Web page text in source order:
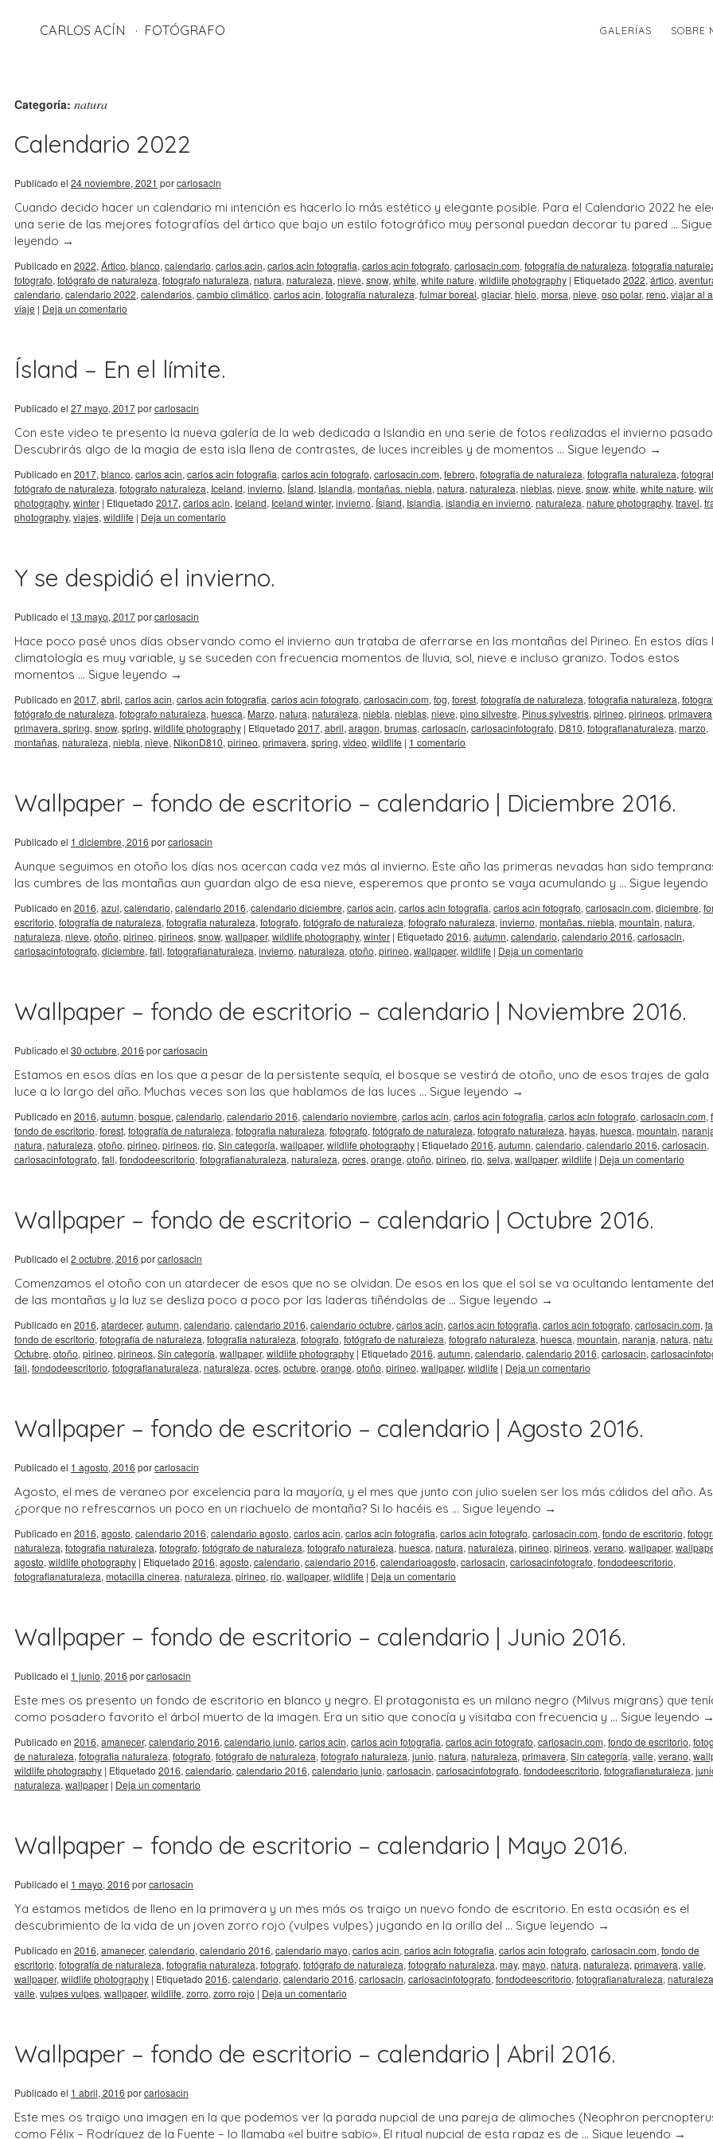
CARLOS ACÍN FOTÓGRAFO GALERÍAS SOBRE
Categoría: natura
Calendario 2022
Publicado el 24 noviembre, 2021 porcarlosacin
Cuando decido hacer un calendario mi intención es hacerlo lo más estético y elegante posible. Para el Calendario 2022 he
una serie de las mejores fotografías del ártico que bajo un estilo fotográfico muy personal puedan decorar tu pared … Sigue
leyendo →
Publicado en 2022, Ártico, blanco, calendario, carlos acin, carlos acin fotografia, carlos acin fotografo, carlosacin.com, fotografía de naturaleza, fotografia
fotografo, fotógrafo de naturaleza, fotografo naturaleza, natura, naturaleza, nieve, snow, white, white nature, wildlife photography | Etiquetado 2022, ártico,
calendario, calendario 2022, calendarios, cambio climático, carlos acin, fotografía naturaleza, fulmar boreal, glaciar, hielo, morsa, nieve, oso polar, reno, viajar al
viaje | Deja un comentario
Ísland – En el límite.
Publicado el 27 mayo, 2017porcarlosacin
Con este video te presento la nueva galería de la web dedicada a Islandia en una serie de fotos realizadas el invierno
Descubrirás algo de la magia de esta isla llena de contrastes, de luces increibles y de momentos … Sigue leyendo →
Publicado en 2017, blanco, carlos acin, carlos acin fotografia, carlos acin fotografo, carlosacin.com, febrero, fotografía de naturaleza, fotografia naturaleza,
fotógrafo de naturaleza, fotografo naturaleza, Iceland, invierno, Ísland, Islandia, montañas. niebla, natura, naturaleza, nieblas, nieve, snow, white, white nature,
photography, winter | Etiquetado 2017, carlos acin, Iceland, Iceland winter, invierno, Ísland, Islandia, islandia en invierno, naturaleza, nature photography, travel,
photography, viajes, wildlife | Deja un comentario
Y se despidió el invierno.
Publicado el 13 mayo, 2017porcarlosacin
Hace poco pasé unos días observando como el invierno aun trataba de aferrarse en las montañas del Pirineo. En estos días
climatología es muy variable, y se suceden con frecuencia momentos de lluvia, sol, nieve e incluso granizo. Todos estos
momentos … Sigue leyendo →
Publicado en 2017, abril, carlos acin, carlos acin fotografia, carlos acin fotografo, carlosacin.com, fog, forest, fotografía de naturaleza, fotografia naturaleza,
fotógrafo de naturaleza, fotografo naturaleza, huesca, Marzo, natura, naturaleza, niebla, nieblas, nieve, pino silvestre, Pinus sylvestris, pirineo, pirineos, primavera
primavera. spring, snow, spring, wildlife photography | Etiquetado 2017, abril, aragon, brumas, carlosacin, carlosacinfotografo, D810, fotografianaturaleza, marzo,
montañas, naturaleza, niebla, nieve, NikonD810, pirineo, primavera, spring, video, wildlife | 1 comentario
Wallpaper – fondo de escritorio – calendario | Diciembre 2016.
Publicado el 1 diciembre, 2016 porcarlosacin
Aunque seguimos en otoño los días nos acercan cada vez más al invierno. Este año las primeras nevadas han sido
las cumbres de las montañas aun guardan algo de esa nieve, esperemos que pronto se vaya acumulando y … Sigue leyendo
Publicado en 2016, azul, calendario, calendario 2016, calendario diciembre, carlos acin, carlos acin fotografia, carlos acin fotografo, carlosacin.com, diciembre,
escritorio, fotografía de naturaleza, fotografia naturaleza, fotografo, fotógrafo de naturaleza, fotografo naturaleza, invierno, montañas. niebla, mountain, natura,
naturaleza, nieve, otoño, pirineo, pirineos, snow, wallpaper, wildlife photography, winter | Etiquetado 2016, autumn, calendario, calendario 2016, carlosacin,
carlosacinfotografo, diciembre, fall, fotografianaturaleza, invierno, naturaleza, otoño, pirineo, wallpaper, wildlife | Deja un comentario
Wallpaper – fondo de escritorio – calendario | Noviembre 2016.
Publicado el 30 octubre, 2016 porcarlosacin
Estamos en esos días en los que a pesar de la persistente sequía, el bosque se vestirá de otoño, uno de esos trajes de gala
luce a lo largo del año. Muchas veces son las que hablamos de las luces … Sigue leyendo →
Publicado en 2016, autumn, bosque, calendario, calendario 2016, calendario noviembre, carlos acin, carlos acin fotografia, carlos acin fotografo, carlosacin.com,
fondo de escritorio, forest, fotografía de naturaleza, fotografia naturaleza, fotografo, fotógrafo de naturaleza, fotografo naturaleza, hayas, huesca, mountain,
natura, naturaleza, otoño, pirineo, pirineos, rio, Sin categoría, wallpaper, wildlife photography | Etiquetado 2016, autumn, calendario, calendario 2016, carlosacin,
carlosacinfotografo, fall, fondodeescritorio, fotografianaturaleza, naturaleza, ocres, orange, otoño, pirineo, rio, selva, wallpaper, wildlife | Deja un comentario
Wallpaper – fondo de escritorio – calendario | Octubre 2016.
Publicado el 2 octubre, 2016 porcarlosacin
Comenzamos el otoño con un atardecer de esos que no se olvidan. De esos en los que el sol se va ocultando lentamente
de las montañas y la luz se desliza poco a poco por las laderas tiñéndolas de … Sigue leyendo →
Publicado en 2016, atardecer, autumn, calendario, calendario 2016, calendario octubre, carlos acin, carlos acin fotografia, carlos acin fotografo, carlosacin.com,
fondo de escritorio, fotografía de naturaleza, fotografia naturaleza, fotografo, fotógrafo de naturaleza, fotografo naturaleza, huesca, mountain, naranja, natura,
Octubre, otoño, pirineo, pirineos, Sin categoría, wallpaper, wildlife photography | Etiquetado 2016, autumn, calendario, calendario 2016, carlosacin,
fall, fondodeescritorio, fotografianaturaleza, naturaleza, ocres, octubre, orange, otoño, pirineo, wallpaper, wildlife | Deja un comentario
Wallpaper – fondo de escritorio – calendario | Agosto 2016.
Publicado el 1 agosto, 2016 porcarlosacin
Agosto, el mes de veraneo por excelencia para la mayoría, y el mes que junto con julio suelen ser los más cálidos del año.
¿porque no refrescarnos un poco en un riachuelo de montaña? Si lo hacéis es … Sigue leyendo →
Publicado en 2016, agosto, calendario 2016, calendario agosto, carlos acin, carlos acin fotografia, carlos acin fotografo, carlosacin.com, fondo de escritorio,
naturaleza, fotografia naturaleza, fotografo, fotógrafo de naturaleza, fotografo naturaleza, huesca, natura, naturaleza, pirineo, pirineos, verano, wallpaper,
agosto, wildlife photography | Etiquetado 2016, agosto, calendario, calendario 2016, calendarioagosto, carlosacin, carlosacinfotografo, fondodeescritorio,
fotografianaturaleza, motacilla cinerea, naturaleza, pirineo, rio, wallpaper, wildlife | Deja un comentario
Wallpaper – fondo de escritorio – calendario | Junio 2016.
Publicado el 1 junio, 2016 porcarlosacin
Este mes os presento un fondo de escritorio en blanco y negro. El protagonista es un milano negro (Milvus migrans) que
como posadero favorito el árbol muerto de la imagen. Era un sitio que conocía y visitaba con frecuencia y … Sigue leyendo →
Publicado en 2016, amanecer, calendario 2016, calendario junio, carlos acin, carlos acin fotografia, carlos acin fotografo, carlosacin.com, fondo de escritorio,
de naturaleza, fotografia naturaleza, fotografo, fotógrafo de naturaleza, fotografo naturaleza, junio, natura, naturaleza, primavera, Sin categoría, valle, verano,
wildlife photography | Etiquetado 2016, calendario, calendario 2016, calendario junio, carlosacin, carlosacinfotografo, fondodeescritorio, fotografianaturaleza,
naturaleza, wallpaper | Deja un comentario
Wallpaper – fondo de escritorio – calendario | Mayo 2016.
Publicado el 1 mayo, 2016 porcarlosacin
Ya estamos metidos de lleno en la primavera y un mes más os traigo un nuevo fondo de escritorio. En esta ocasión es el
descubrimiento de la vida de un joven zorro rojo (vulpes vulpes) jugando en la orilla del … Sigue leyendo →
Publicado en 2016, amanecer, calendario, calendario 2016, calendario mayo, carlos acin, carlos acin fotografia, carlos acin fotografo, carlosacin.com, fondo de
escritorio, fotografía de naturaleza, fotografia naturaleza, fotografo, fotógrafo de naturaleza, fotografo naturaleza, may, mayo, natura, naturaleza, primavera, valle,
wallpaper, wildlife photography | Etiquetado 2016, calendario, calendario 2016, carlosacin, carlosacinfotografo, fondodeescritorio, fotografianaturaleza, naturaleza
valle, vulpes vulpes, wallpaper, wildlife, zorro, zorro rojo | Deja un comentario
Wallpaper – fondo de escritorio – calendario | Abril 2016.
Publicado el 1 abril, 2016 porcarlosacin
Este mes os traigo una imagen en la que podemos ver la parada nupcial de una pareja de alimoches (Neophron
como Félix – Rodríguez de la Fuente – lo llamaba «el buitre sabio». El ritual nupcial de esta rapaz es de … Sigue leyendo →